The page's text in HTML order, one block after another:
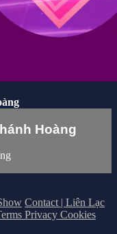
Hoàng
Contact | Liên Lạc
Privacy Cookies